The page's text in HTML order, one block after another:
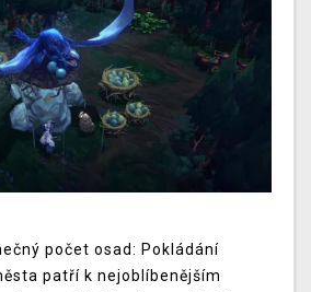
počet osad: Pokládání
patří k nejoblíbenějším